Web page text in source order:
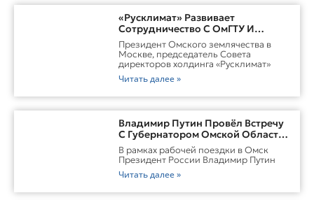
«Русклимат» Развивает
Сотрудничество С ОмГТУ И
Участвует В Обновлении
Городской Среды Омска
Президент Омского землячества в
Москве, председатель Совета
директоров холдинга «Русклимат»
Читать далее »
Владимир Путин Провёл Встречу
С Губернатором Омской Области
Виталием ХоценкоИсточник
В рамках рабочей поездки в Омск
Президент России Владимир Путин
Читать далее »